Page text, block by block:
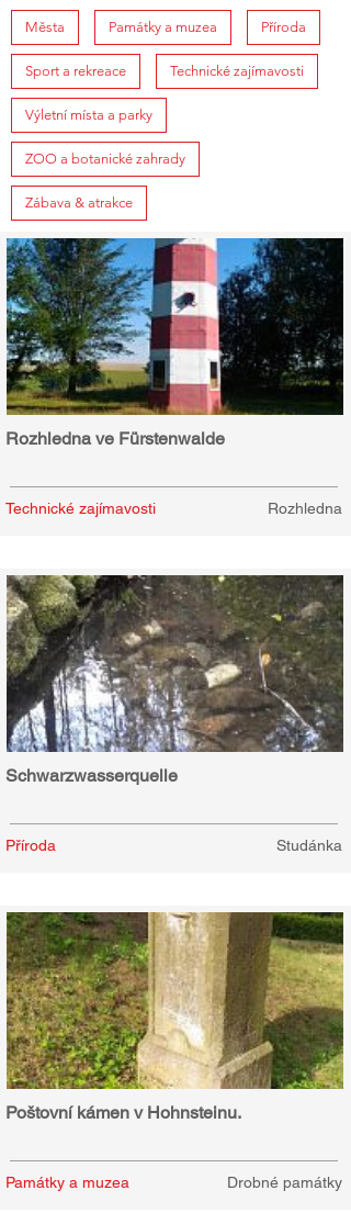
Města Památky a muzea Příroda
Sport a rekreace Technické zajímavosti
Výletní místa a parky
ZOO a botanické zahrady
Zábava & atrakce
Rozhledna ve Fürstenwalde
Technické zajímavosti Rozhledna
Schwarzwasserquelle
Příroda Studánka
Poštovní kámen v Hohnsteinu.
Památky a muzea Drobné památky